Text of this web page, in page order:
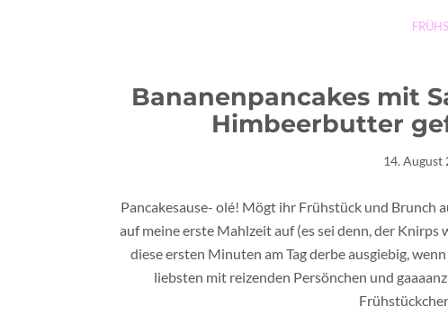
Bananenpancakes mit
Himbeerbutter
14. August
Pancakesause- olé! Mögt ihr Frühstück und Brunch
auf meine erste Mahlzeit auf (es sei denn, der Knirps
diese ersten Minuten am Tag derbe ausgiebig,
liebsten mit reizenden Persönchen und